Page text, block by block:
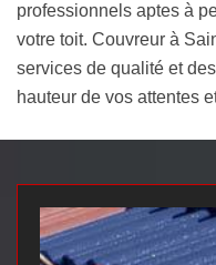
professionnels aptes à
votre toit. Couvreur à
services de qualité et
hauteur de vos attentes